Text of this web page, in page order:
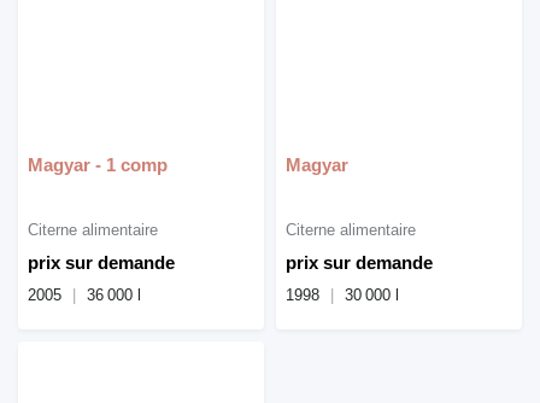
Magyar - 1 comp
prix sur demande
Citerne alimentaire
2005 36 000 l
Magyar
prix sur demande
Citerne alimentaire
1998 30 000 l